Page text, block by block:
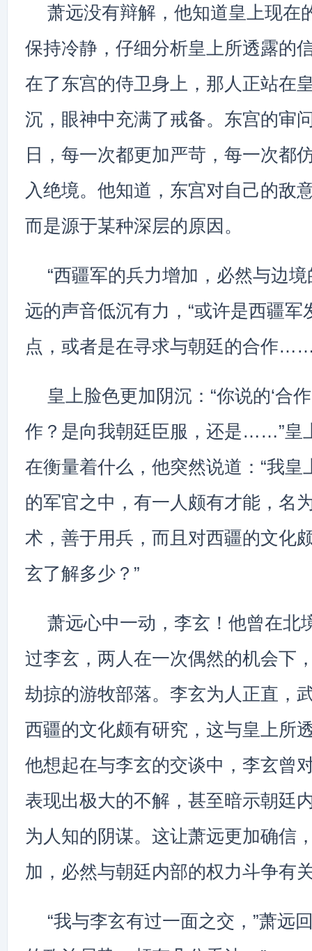
萧远没有辩解，他知道皇上现在
保持冷静，仔细分析皇上所透露的
在了东宫的侍卫身上，那人正站在
沉，眼神中充满了戒备。东宫的审
日，每一次都更加严苛，每一次都
入绝境。他知道，东宫对自己的敌
而是源于某种深层的原因。
“西疆军的兵力增加，必然与边
远的声音低沉有力，“或许是西疆军
点，或者是在寻求与朝廷的合作
皇上脸色更加阴沉：“你说的‘合
作？是向我朝廷臣服，还是……”皇
在衡量着什么，他突然说道：“我皇
的军官之中，有一人颇有才能，名
术，善于用兵，而且对西疆的文化
玄了解多少？”
萧远心中一动，李玄！他曾在北
过李玄，两人在一次偶然的机会下
劫掠的游牧部落。李玄为人正直，
西疆的文化颇有研究，这与皇上所
他想起在与李玄的交谈中，李玄曾
表现出极大的不解，甚至暗示朝廷
为人知的阴谋。这让萧远更加确信
加，必然与朝廷内部的权力斗争有
“我与李玄有过一面之交，”萧远